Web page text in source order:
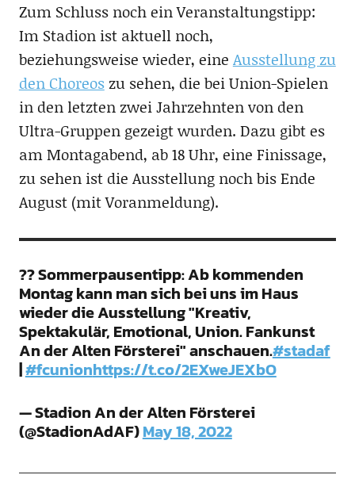
Zum Schluss noch ein Veranstaltungstipp:
Im Stadion ist aktuell noch,
beziehungsweise wieder, eine Ausstellung zu
den Choreoszu sehen, die bei Union-Spielen
in den letzten zwei Jahrzehnten von den
Ultra-Gruppen gezeigt wurden. Dazu gibt es
am Montagabend, ab 18 Uhr, eine Finissage,
zu sehen ist die Ausstellung noch bis Ende
August (mit Voranmeldung).
?? Sommerpausentipp: Ab kommenden
Montag kann man sich bei uns im Haus
wieder die Ausstellung "Kreativ,
Spektakulär, Emotional, Union. Fankunst
An der Alten Försterei" anschauen.#stadaf
|#fcunionhttps://t.co/2EXweJEXbO
— Stadion An der Alten Försterei
(@StadionAdAF)May 18, 2022